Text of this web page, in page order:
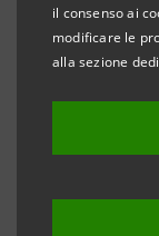
il consenso ai
modificare le
alla sezione
Presentazioni in
11-
10-